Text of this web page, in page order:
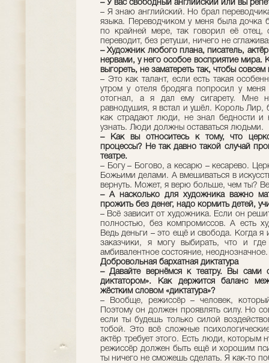
– У вас свободный английский или вы
– Я знаю английский. Но брал
языка. Переводчиком у меня была дочка
по крайней мере, так говорил её
переводит, без ретуши, ничего не
– Художник любого плана, писатель,
нервами, у него особое восприятие мира.
выгореть, не заматереть так, чтобы совсем
– Это как талант, если есть такая
утром у отеля бродяга попросил у
отогнал, а я дал ему сигарету. Мне
равнодушия, я встал и ушёл. Король Лир,
как страдают люди, не знал бедности и
узнать. Люди должны оставаться людьми.
– Как вы относитесь к тому, что
процессы? Не так давно такой случай
те­атре.
– Богу – Богово, а кесарю – кесарево.
Божьими делами. А вмешиваться в
вернуть. Может, я верю больше, чем ты?
– А насколько для художника важно
прожить без денег, надо кормить детей,
– Всё зависит от художника. Если он
полностью, без компромиссов. А есть
Ведь деньги – это ещё и свобода. Когда
заказчики, я могу выбирать, что и
амбивалентное состояние,
Добровольная бархатная диктатура
– Давайте вернёмся к театру. Вы сами
диктатором». Как держится баланс
жёстким словом «диктатура»?
– Вообще, режиссёр – человек,
Поэтому он должен проявлять силу. Но
если ты будешь только силой
тобой. Это всё сложные
актёр требует этого. Есть люди, которым
режиссёр должен быть ещё и хорошим
ты ничего не сможешь сделать. Я как-то